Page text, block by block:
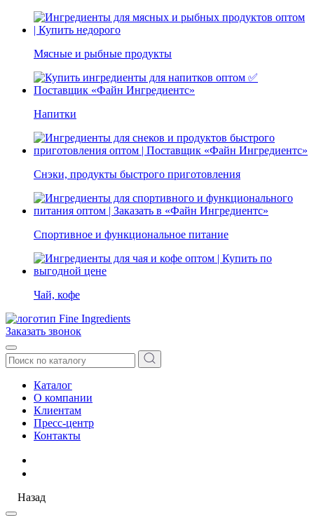
Мясные и рыбные продукты
Напитки
Снэки, продукты быстрого приготовления
Спортивное и функциональное питание
Чай, кофе
Заказать звонок
Каталог
О компании
Клиентам
Пресс-центр
Контакты
Назад